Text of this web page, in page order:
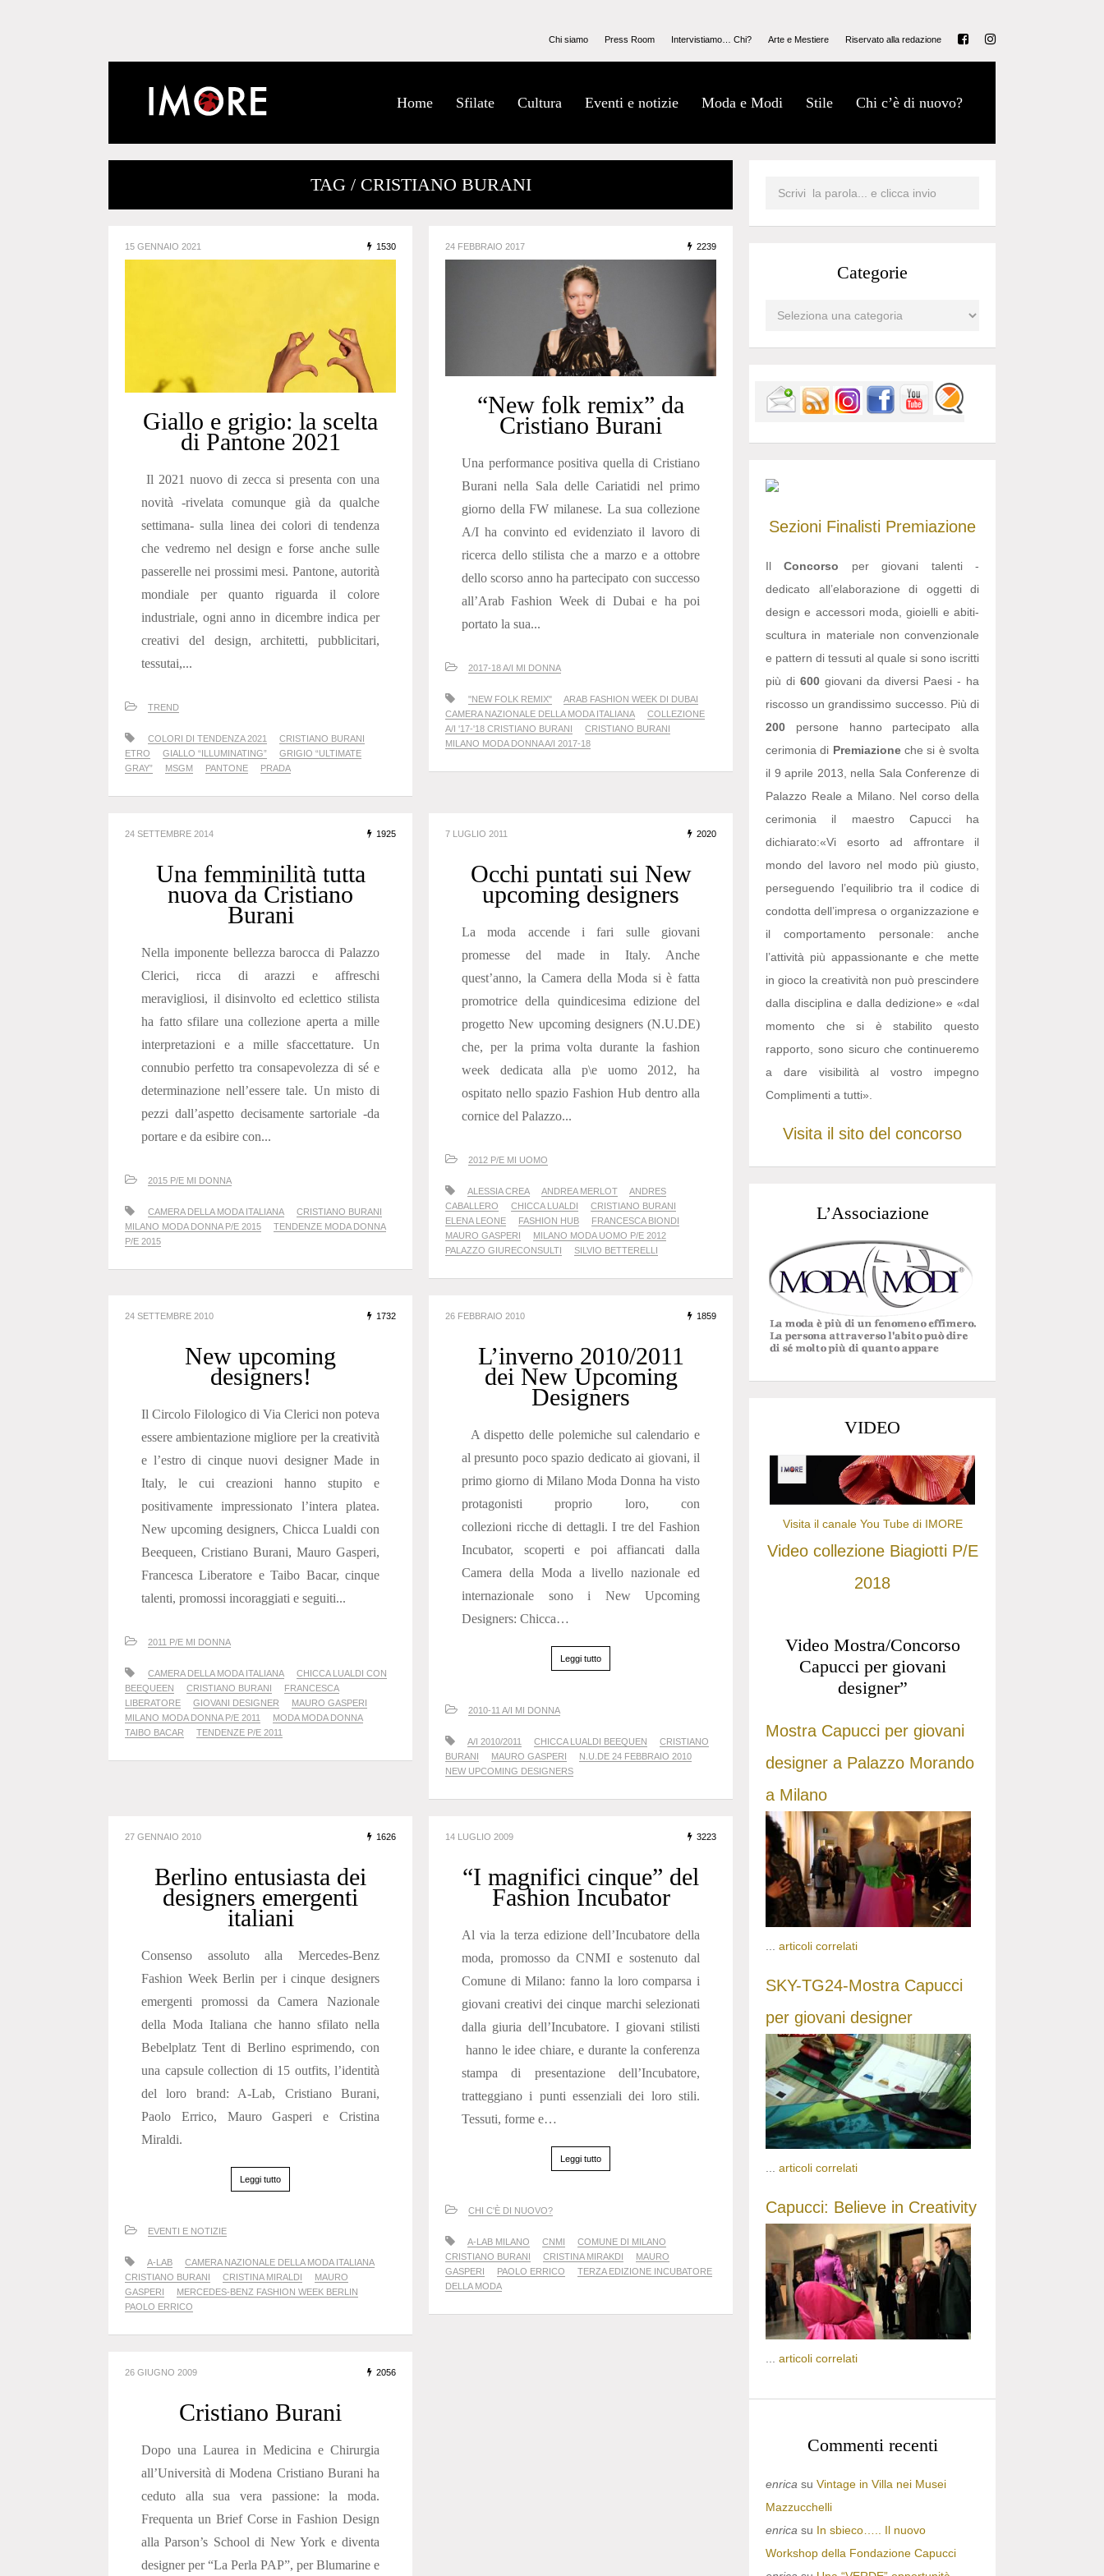
Chi siamo Press Room Intervistiamo… Chi? Arte e Mestiere Riservato alla redazione
Home Sfilate Cultura Eventi e notizie Moda e Modi Stile Chi c’è di nuovo?
TAG / CRISTIANO BURANI
15 GENNAIO 2021 1530
Giallo e grigio: la scelta
di Pantone 2021
Il 2021 nuovo di zecca si presenta con una
novità -rivelata comunque già da qualche
settimana- sulla linea dei colori di tendenza
che vedremo nel design e forse anche sulle
passerelle nei prossimi mesi. Pantone, autorità
mondiale per quanto riguarda il colore
industriale, ogni anno in dicembre indica per
creativi del design, architetti, pubblicitari,
tessutai,...
TREND
COLORI DI TENDENZA 2021
CRISTIANO BURANI
ETRO
GIALLO “ILLUMINATING”
GRIGIO “ULTIMATE
GRAY”
MSGM PANTONE PRADA
24 FEBBRAIO 2017 2239
“New folk remix” da
Cristiano Burani
Una performance positiva quella di Cristiano
Burani nella Sala delle Cariatidi nel primo
giorno della FW milanese. La sua collezione
A/I ha convinto ed evidenziato il lavoro di
ricerca dello stilista che a marzo e a ottobre
dello scorso anno ha partecipato con successo
all’Arab Fashion Week di Dubai e ha poi
portato la sua...
2017-18 A/I MI DONNA
"NEW FOLK REMIX"
ARAB FASHION WEEK DI DUBAI
CAMERA NAZIONALE DELLA MODA ITALIANA
COLLEZIONE
A/I '17-'18 CRISTIANO BURANI
CRISTIANO BURANI
MILANO MODA DONNA A/I 2017-18
24 SETTEMBRE 2014 1925
Una femminilità tutta
nuova da Cristiano
Burani
Nella imponente bellezza barocca di Palazzo
Clerici, ricca di arazzi e affreschi
meravigliosi, il disinvolto ed eclettico stilista
ha fatto sfilare una collezione aperta a mille
interpretazioni e a mille sfaccettature. Un
connubio perfetto tra consapevolezza di sé e
determinazione nell’essere tale. Un misto di
pezzi dall’aspetto decisamente sartoriale -da
portare e da esibire con...
2015 P/E MI DONNA
CAMERA DELLA MODA ITALIANA
CRISTIANO BURANI
MILANO MODA DONNA P/E 2015
TENDENZE MODA DONNA
P/E 2015
7 LUGLIO 2011 2020
Occhi puntati sui New
upcoming designers
La moda accende i fari sulle giovani
promesse del made in Italy. Anche
quest’anno, la Camera della Moda si è fatta
promotrice della quindicesima edizione del
progetto New upcoming designers (N.U.DE)
che, per la prima volta durante la fashion
week dedicata alla p\e uomo 2012, ha
ospitato nello spazio Fashion Hub dentro alla
cornice del Palazzo...
2012 P/E MI UOMO
ALESSIA CREA ANDREA MERLOT
ANDRES
CABALLERO
CHICCA LUALDI
CRISTIANO BURANI
ELENA LEONE
FASHION HUB
FRANCESCA BIONDI
MAURO GASPERI
MILANO MODA UOMO P/E 2012
PALAZZO GIURECONSULTI
SILVIO BETTERELLI
24 SETTEMBRE 2010 1732
New upcoming
designers!
Il Circolo Filologico di Via Clerici non poteva
essere ambientazione migliore per la creatività
e l’estro di cinque nuovi designer Made in
Italy, le cui creazioni hanno stupito e
positivamente impressionato l’intera platea.
New upcoming designers, Chicca Lualdi con
Beequeen, Cristiano Burani, Mauro Gasperi,
Francesca Liberatore e Taibo Bacar, cinque
talenti, promossi incoraggiati e seguiti...
2011 P/E MI DONNA
CAMERA DELLA MODA ITALIANA
CHICCA LUALDI CON
BEEQUEEN
CRISTIANO BURANI
FRANCESCA
LIBERATORE
GIOVANI DESIGNER
MAURO GASPERI
MILANO MODA DONNA P/E 2011
MODA MODA DONNA
TAIBO BACAR
TENDENZE P/E 2011
26 FEBBRAIO 2010 1859
L’inverno 2010/2011
dei New Upcoming
Designers
A dispetto delle polemiche sul calendario e
al presunto poco spazio dedicato ai giovani, il
primo giorno di Milano Moda Donna ha visto
protagonisti proprio loro, con
collezioni ricche di dettagli. I tre del Fashion
Incubator, scoperti e poi affiancati dalla
Camera della Moda a livello nazionale ed
internazionale sono i New Upcoming
Designers: Chicca…
Leggi tutto
2010-11 A/I MI DONNA
A/I 2010/2011 CHICCA LUALDI BEEQUEN
CRISTIANO
BURANI
MAURO GASPERI
N.U.DE 24 FEBBRAIO 2010
NEW UPCOMING DESIGNERS
27 GENNAIO 2010 1626
Berlino entusiasta dei
designers emergenti
italiani
Consenso assoluto alla Mercedes-Benz
Fashion Week Berlin per i cinque designers
emergenti promossi da Camera Nazionale
della Moda Italiana che hanno sfilato nella
Bebelplatz Tent di Berlino esprimendo, con
una capsule collection di 15 outfits, l’identità
del loro brand: A-Lab, Cristiano Burani,
Paolo Errico, Mauro Gasperi e Cristina
Miraldi.
Leggi tutto
EVENTI E NOTIZIE
A-LAB
CAMERA NAZIONALE DELLA MODA ITALIANA
CRISTIANO BURANI
CRISTINA MIRALDI
MAURO
GASPERI
MERCEDES-BENZ FASHION WEEK BERLIN
PAOLO ERRICO
14 LUGLIO 2009 3223
“I magnifici cinque” del
Fashion Incubator
Al via la terza edizione dell’Incubatore della
moda, promosso da CNMI e sostenuto dal
Comune di Milano: fanno la loro comparsa i
giovani creativi dei cinque marchi selezionati
dalla giuria dell’Incubatore. I giovani stilisti
hanno le idee chiare, e durante la conferenza
stampa di presentazione dell’Incubatore,
tratteggiano i punti essenziali dei loro stili.
Tessuti, forme e…
Leggi tutto
CHI C'È DI NUOVO?
A-LAB MILANO CNMI
COMUNE DI MILANO
CRISTIANO BURANI
CRISTINA MIRAKDI
MAURO
GASPERI
PAOLO ERRICO
TERZA EDIZIONE INCUBATORE
DELLA MODA
26 GIUGNO 2009 2056
Cristiano Burani
Dopo una Laurea in Medicina e Chirurgia
all’Università di Modena Cristiano Burani ha
ceduto alla sua vera passione: la moda.
Frequenta un Brief Corse in Fashion Design
alla Parson’s School di New York e diventa
designer per “La Perla PAP”, per Blumarine e
Categorie
Sezioni Finalisti Premiazione
IlConcorso per giovani talenti -
dedicato all’elaborazione di oggetti di
design e accessori moda, gioielli e abiti-
scultura in materiale non convenzionale
e pattern di tessuti al quale si sono iscritti
più di 600 giovani da diversi Paesi - ha
riscosso un grandissimo successo. Più di
200 persone hanno partecipato alla
cerimonia di Premiazioneche si è svolta
il 9 aprile 2013, nella Sala Conferenze di
Palazzo Reale a Milano. Nel corso della
cerimonia il maestro Capucci ha
dichiarato:«Vi esorto ad affrontare il
mondo del lavoro nel modo più giusto,
perseguendo l’equilibrio tra il codice di
condotta dell’impresa o organizzazione e
il comportamento personale: anche
l’attività più appassionante e che mette
in gioco la creatività non può prescindere
dalla disciplina e dalla dedizione» e «dal
momento che si è stabilito questo
rapporto, sono sicuro che continueremo
a dare visibilità al vostro impegno
Complimenti a tutti».
Visita il sito del concorso
L’Associazione
VIDEO
Visita il canale You Tube di IMORE
Video collezione Biagiotti P/E
2018
Video Mostra/Concorso
Capucci per giovani
designer”
Mostra Capucci per giovani
designer a Palazzo Morando
a Milano
articoli correlati
SKY-TG24-Mostra Capucci
per giovani designer
... articoli correlati
Capucci: Believe in Creativity
articoli correlati
Commenti recenti
enrica su Vintage in Villa nei Musei
Mazzucchelli
enrica su In sbieco….. Il nuovo
Workshop della Fondazione Capucci